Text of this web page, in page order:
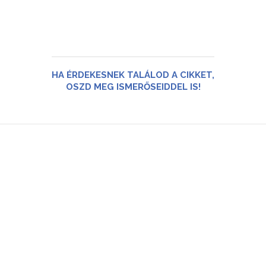
HA ÉRDEKESNEK TALÁLOD A CIKKET,
OSZD MEG ISMERŐSEIDDEL IS!